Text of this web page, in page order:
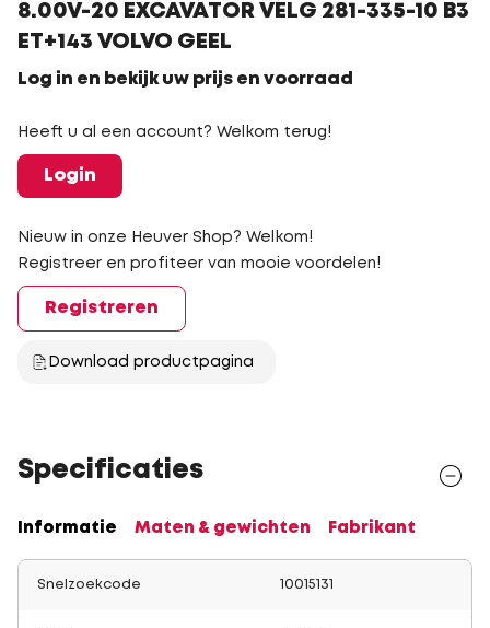
8.00V-20 EXCAVATOR VELG 281-335-10 B3
ET+143 VOLVO GEEL
Log in en bekijk uw prijs en voorraad
Heeft u al een account? Welkom terug!
Login
Nieuw in onze Heuver Shop? Welkom!
Registreer en profiteer van mooie voordelen!
Registreren
Download productpagina
Specificaties
Informatie Maten & gewichten Fabrikant
Snelzoekcode 10015131